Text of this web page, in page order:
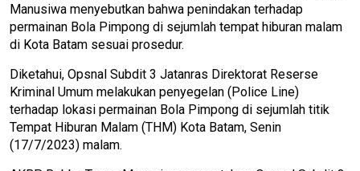
Manusiwa menyebutkan bahwa penindakan terhadap
permainan Bola Pimpong di sejumlah tempat hiburan malam
di Kota Batam sesuai prosedur.
Diketahui, Opsnal Subdit 3 Jatanras Direktorat Reserse
Kriminal Umum melakukan penyegelan (Police Line)
terhadap lokasi permainan Bola Pimpong di sejumlah titik
Tempat Hiburan Malam (THM) Kota Batam, Senin
(17/7/2023) malam.